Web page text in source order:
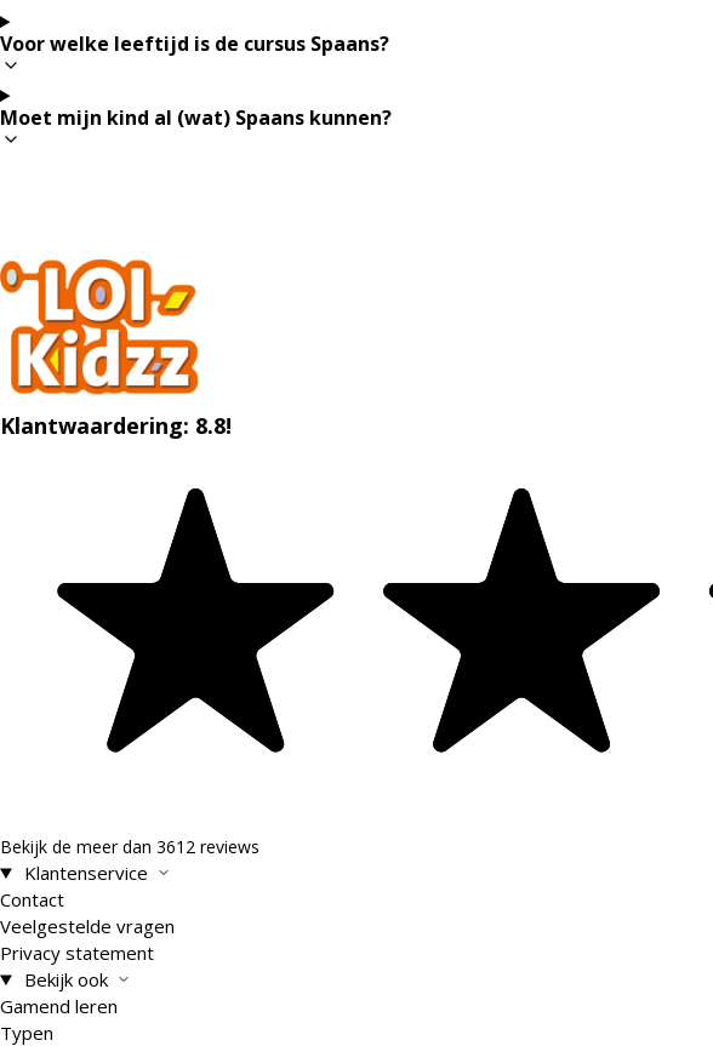
Voor welke leeftijd is de cursus Spaans?
Moet mijn kind al (wat) Spaans kunnen?
Klantwaardering: 8.8!
Bekijk de meer dan 3612 reviews
Klantenservice
Contact
Veelgestelde vragen
Privacy statement
Bekijk ook
Gamend leren
Typen